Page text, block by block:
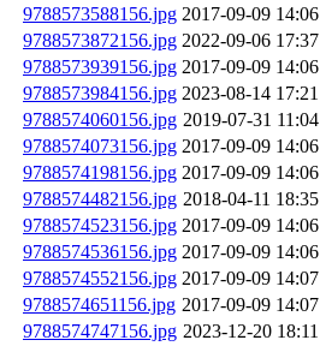
9788573588156.jpg 2017-09-09 14:06
9788573872156.jpg 2022-09-06 17:37
9788573939156.jpg 2017-09-09 14:06
9788573984156.jpg 2023-08-14 17:21
9788574060156.jpg 2019-07-31 11:04
9788574073156.jpg 2017-09-09 14:06
9788574198156.jpg 2017-09-09 14:06
9788574482156.jpg 2018-04-11 18:35
9788574523156.jpg 2017-09-09 14:06
9788574536156.jpg 2017-09-09 14:06
9788574552156.jpg 2017-09-09 14:07
9788574651156.jpg 2017-09-09 14:07
9788574747156.jpg 2023-12-20 18:11